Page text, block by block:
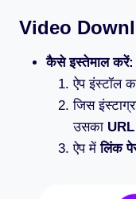
Video
कैसे इस्तेमाल करें:
ऐप इंस्टॉल
जिस
उसका URL
ऐप मेंलिंक